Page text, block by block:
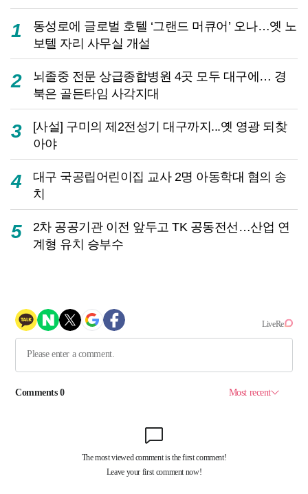
1
동성로에 글로벌 호텔 ‘그랜드 머큐어’ 오나…옛 노
보텔 자리 사무실 개설
2
뇌졸중 전문 상급종합병원 4곳 모두 대구에… 경
북은 골든타임 사각지대
3
[사설] 구미의 제2전성기 대구까지...옛 영광 되찾
아야
4
대구 국공립어린이집 교사 2명 아동학대 혐의 송
치
5
2차 공공기관 이전 앞두고 TK 공동전선…산업 연
계형 유치 승부수